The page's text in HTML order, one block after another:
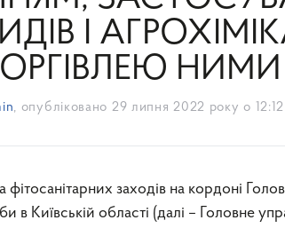
І
НИМИ
, опубліковано 29 липня 2022 року о 12:12
Київській області (далі – Головне